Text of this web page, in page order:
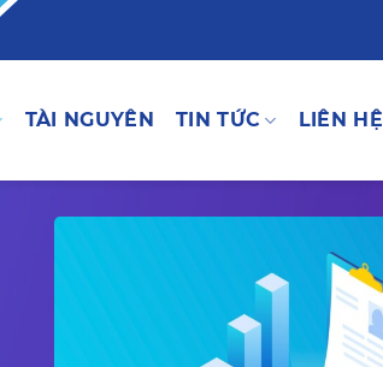
TÀI NGUYÊN TIN TỨC LIÊN HỆ